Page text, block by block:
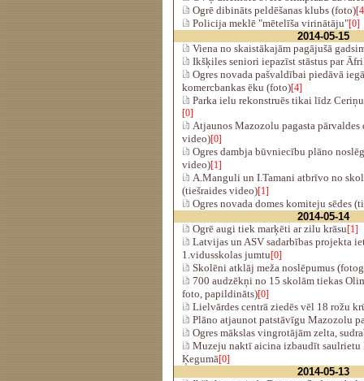
Ogrē dibināts peldēšanas klubs (foto)
Policija meklē "mētelīša virinātāju"[0]
2014-05-15
Viena no skaistākajām pagājušā
Ikšķiles seniori iepazīst stāstus par
Ogres novada pašvaldībai piedāvā
komercbankas ēku (foto)[4]
Parka ielu rekonstruēs tikai līdz
[0]
Atjaunos Mazozolu pagasta pārvaldes
video)[0]
Ogres dambja būvniecību plāno
video)[1]
A.Manguli un I.Tamani atbrīvo no
(tiešraides video)[1]
Ogres novada domes komiteju sēdes
2014-05-14
Ogrē augi tiek marķēti ar zilu krāsu[1]
Latvijas un ASV sadarbības projekta
1.vidusskolas jumtu[0]
Skolēni atklāj meža noslēpumus
700 audzēkņi no 15 skolām tiekas
foto, papildināts)[0]
Lielvārdes centrā ziedēs vēl 18 rožu
Plāno atjaunot patstāvīgu Mazozolu
Ogres mākslas vingrotājām zelta,
Muzeju naktī aicina izbaudīt saulrietu
Ķegumā[0]
2014-05-13